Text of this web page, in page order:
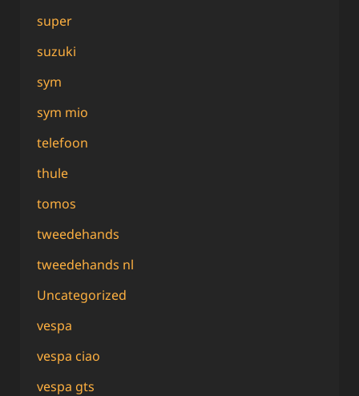
super
suzuki
sym
sym mio
telefoon
thule
tomos
tweedehands
tweedehands nl
Uncategorized
vespa
vespa ciao
vespa gts